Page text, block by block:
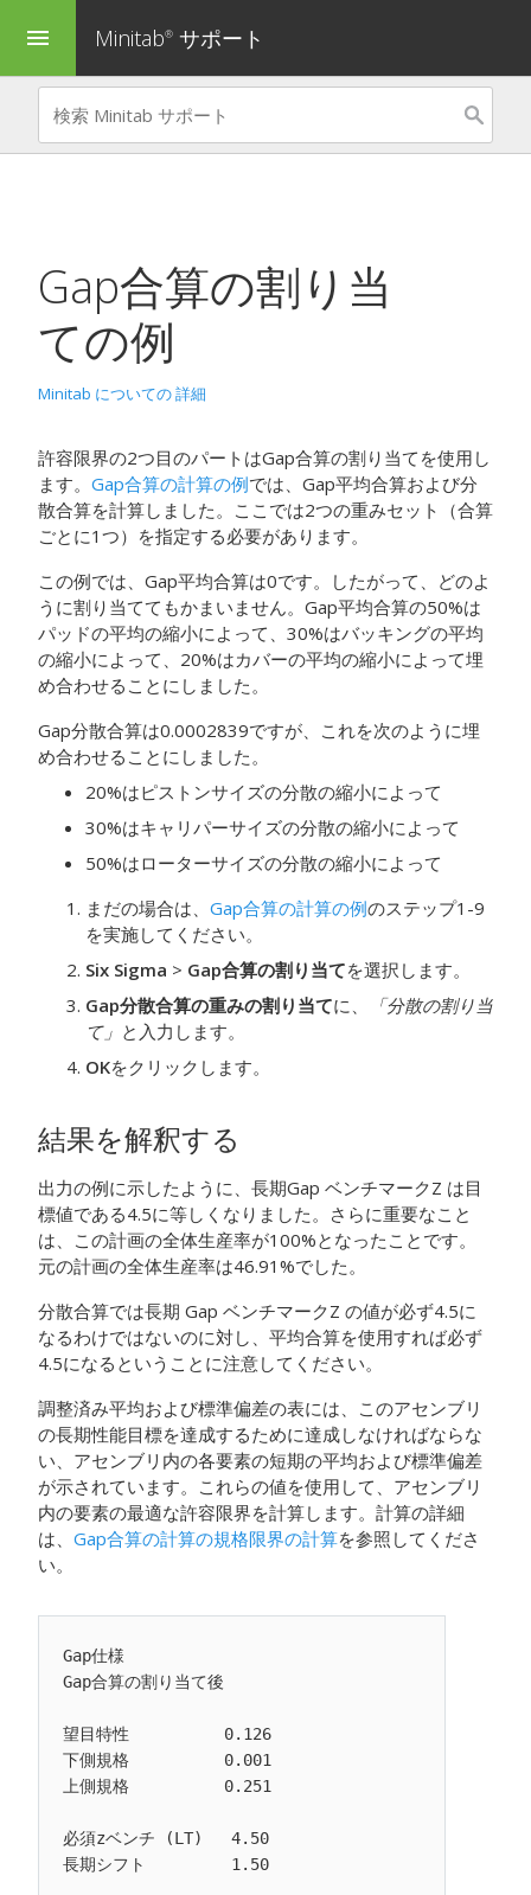
menu Minitab® サポート
Gap合算の割り当
ての例
Minitab についての 詳細
許容限界の2つ目のパートはGap合算の割り当て を使用し
ます。 Gap合算の計算の例では、Gap平均合算および分
散合算を計算しました。ここでは2つの重みセット（合算
ごとに1つ）を指定する必要があります。
この例では、Gap平均合算は0です。したがって、どのよ
うに割り当ててもかまいません。Gap平均合算の50%は
パッドの平均の縮小によって、30%はバッキングの平均
の縮小によって、20%はカバーの平均の縮小によって埋
め合わせることにしました。
Gap分散合算は0.0002839ですが、これを次のように埋
め合わせることにしました。
20%はピストンサイズの分散の縮小によって
30%はキャリパーサイズの分散の縮小によって
50%はローターサイズの分散の縮小によって
まだの場合は、 Gap合算の計算の例のステップ1-9
を実施してください。
Six Sigma > Gap合算の割り当てを選択します。
Gap分散合算の重みの割り当てに、
「分散の割り当
て」 と入力します。
OKをクリックします。
結果を解釈する
出力の例に示したように、長期Gap ベンチマークZ は目
標値である4.5に等しくなりました。さらに重要なこと
は、この計画の全体生産率が100%となったことです。
元の計画の全体生産率は46.91%でした。
分散合算では長期 Gap ベンチマークZ の値が必ず4.5に
なるわけではないのに対し、平均合算を使用すれば必ず
4.5になるということに注意してください。
調整済み平均および標準偏差の表には、このアセンブリ
の長期性能目標を達成するために達成しなければならな
い、アセンブリ内の各要素の短期の平均および標準偏差
が示されています。これらの値を使用して、アセンブリ
内の要素の最適な許容限界を計算します。計算の詳細
は、 Gap合算の計算の規格限界の計算を参照してくださ
い。
Gap仕様
Gap合算の割り当て後
望目特性          0.126
下側規格          0.001
上側規格          0.251
必須zベンチ (LT)   4.50